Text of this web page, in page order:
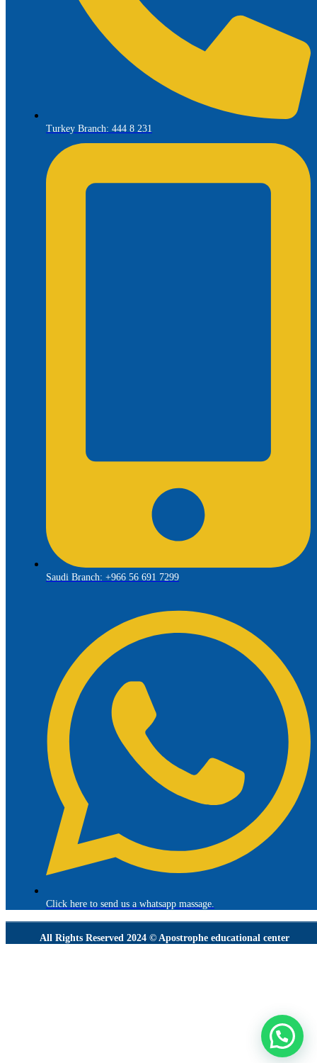
Turkey Branch: 444 8 231
Saudi Branch: +966 56 691 7299
Click here to send us a whatsapp massage.
All Rights Reserved 2024 © Apostrophe educational center